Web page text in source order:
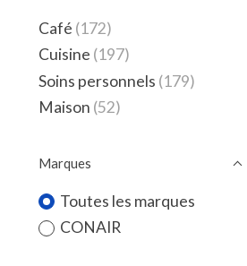
Café (172)
Cuisine (197)
Soins personnels (179)
Maison (52)
Marques
Toutes les marques
CONAIR